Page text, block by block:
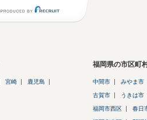
宮崎 鹿児島
福岡県の市区町
中間市 みやま市
古賀市 うきは市
福岡市西区 春日